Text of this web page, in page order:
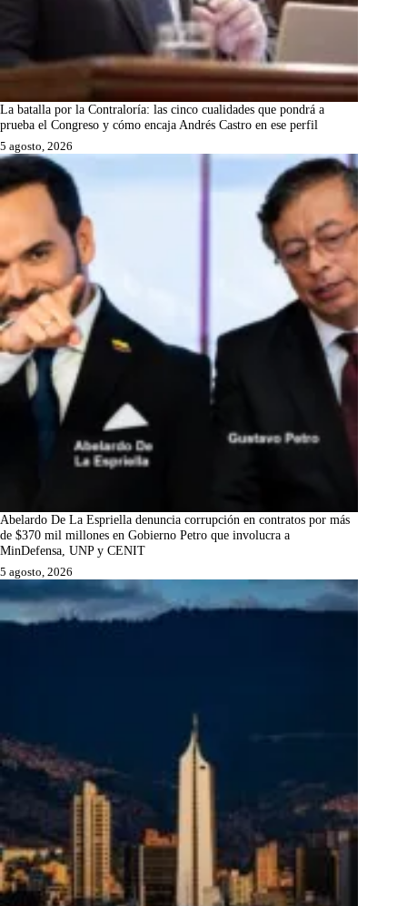
La batalla por la Contraloría: las cinco cualidades que pondrá a
prueba el Congreso y cómo encaja Andrés Castro en ese perfil
5 agosto, 2026
Abelardo De La Espriella denuncia corrupción en contratos por más
de $370 mil millones en Gobierno Petro que involucra a
MinDefensa, UNP y CENIT
5 agosto, 2026